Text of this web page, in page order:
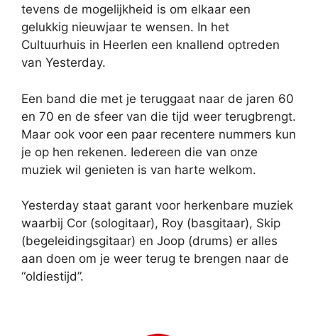
tevens de mogelijkheid is om elkaar een
gelukkig nieuwjaar te wensen. In het
Cultuurhuis in Heerlen een knallend optreden
van Yesterday.
Een band die met je teruggaat naar de jaren 60
en 70 en de sfeer van die tijd weer terugbrengt.
Maar ook voor een paar recentere nummers kun
je op hen rekenen. Iedereen die van onze
muziek wil genieten is van harte welkom.
Yesterday staat garant voor herkenbare muziek
waarbij Cor (sologitaar), Roy (basgitaar), Skip
(begeleidingsgitaar) en Joop (drums) er alles
aan doen om je weer terug te brengen naar de
“oldiestijd”.